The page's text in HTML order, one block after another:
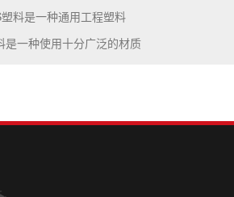
塑料是一种通用工程塑料
是一种使用十分广泛的材质